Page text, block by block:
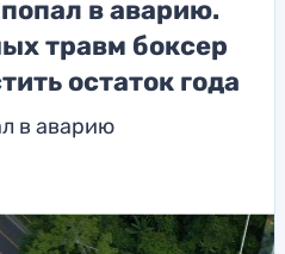
в аварию.
травм боксер
остаток года
в аварию